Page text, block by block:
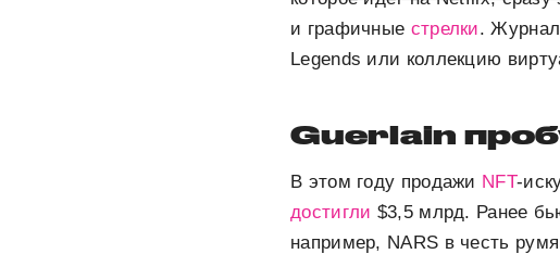
и графичные стрелки.
Legends или коллекцию
Guerlain
В этом году продажи NFT-
достигли $3,5 млрд. Ранее
например, NARS в честь